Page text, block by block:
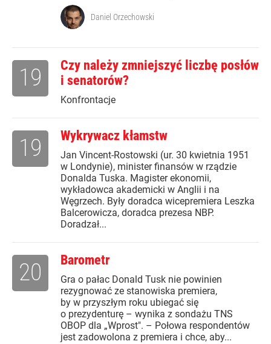
Daniel Orzechowski
Czy należy zmniejszyć liczbę posłów
i senatorów?
Konfrontacje
19
Wykrywacz kłamstw
Jan Vincent-Rostowski (ur. 30 kwietnia 1951
w Londynie), minister finansów w rządzie
Donalda Tuska. Magister ekonomii,
wykładowca akademicki w Anglii i na
Węgrzech. Były doradca wicepremiera Leszka
Balcerowicza, doradca prezesa NBP.
Doradzał...
19
Barometr
Gra o pałac Donald Tusk nie powinien
rezygnować ze stanowiska premiera,
by w przyszłym roku ubiegać się
o prezydenturę – wynika z sondażu TNS
OBOP dla „Wprost". – Połowa respondentów
jest zadowolona z premiera i chce, aby...
20